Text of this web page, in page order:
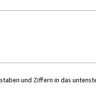
und Ziffern in das